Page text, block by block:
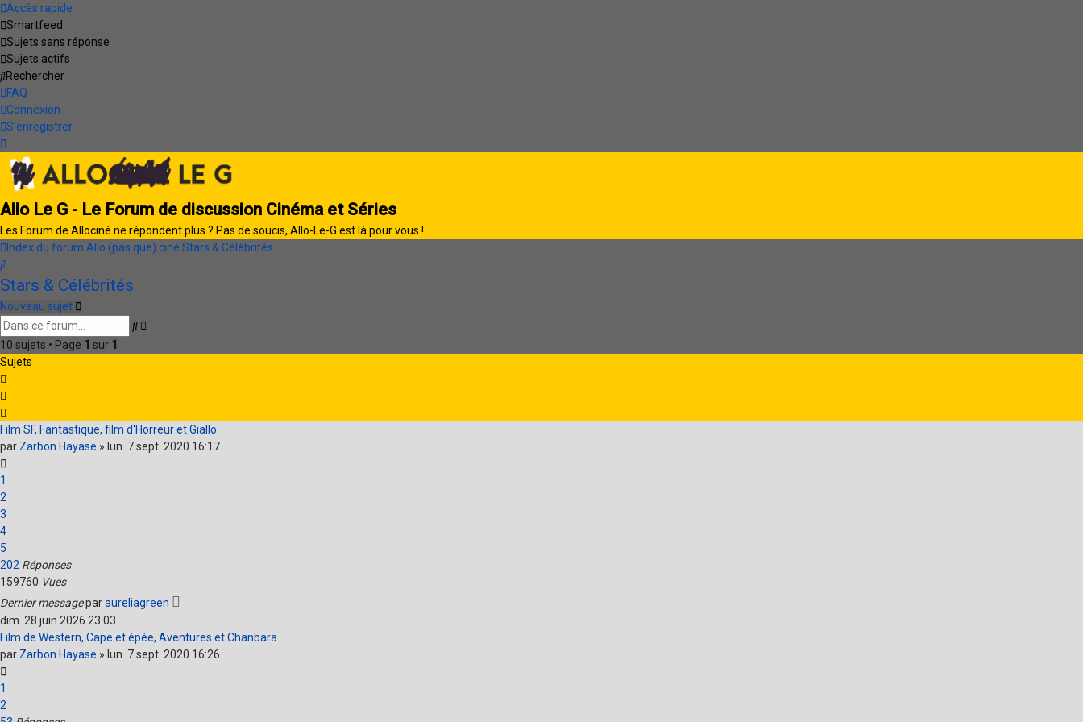
Accès rapide
Smartfeed
Sujets sans réponse
Sujets actifs
Rechercher
FAQ
Connexion
S’enregistrer
Allo Le G - Le Forum de discussion Cinéma et Séries
Les Forum de Allociné ne répondent plus ? Pas de soucis, Allo-Le-G est là pour vous !
Index du forum Allo (pas que) ciné Stars & Célébrités
Rechercher
Stars & Célébrités
Nouveau sujet
Rechercher
10 sujets • Page 1 sur 1
Sujets
Film SF, Fantastique, film d'Horreur et Giallo
par Zarbon Hayase » lun. 7 sept. 2020 16:17
1
2
3
4
5
202 Réponses
159760 Vues
Dernier messageparaureliagreen
dim. 28 juin 2026 23:03
Film de Western, Cape et épée, Aventures et Chanbara
par Zarbon Hayase » lun. 7 sept. 2020 16:26
1
2